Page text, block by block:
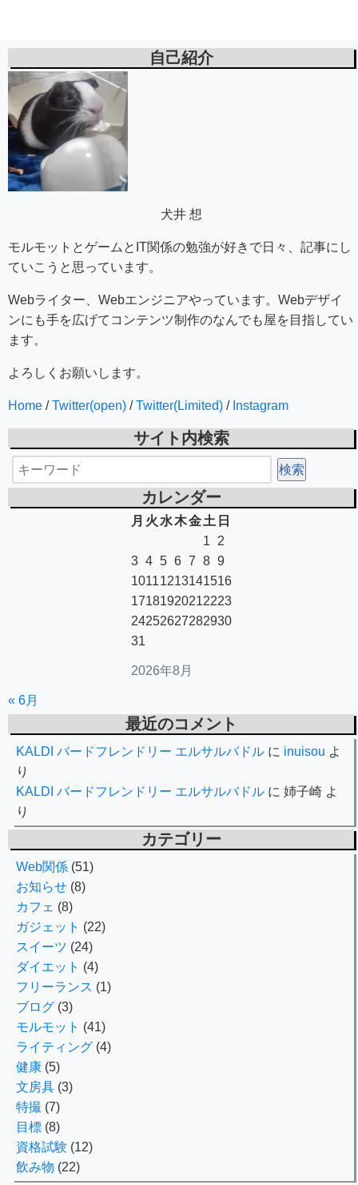
自己紹介
犬井 想
モルモットとゲームとIT関係の勉強が好きで日々、記事にし
ていこうと思っています。
Webライター、Webエンジニアやっています。Webデザイ
ンにも手を広げてコンテンツ制作のなんでも屋を目指してい
ます。
よろしくお願いします。
Home /Twitter(open) /Twitter(Limited) / Instagram
サイト内検索
カレンダー
2026年8月
月 火 水木金 土 日
1
2
3 4 5 6 7 8 9
10111213141516
17181920212223
24252627282930
31
« 6月
最近のコメント
KALDI バードフレンドリー エルサルバドル に inuisou よ
り
KALDI バードフレンドリー エルサルバドル に 姉子崎 よ
り
カテゴリー
Web関係 (51)
お知らせ (8)
カフェ (8)
ガジェット (22)
スイーツ (24)
ダイエット (4)
フリーランス (1)
ブログ (3)
モルモット (41)
ライティング (4)
健康 (5)
文房具 (3)
特撮 (7)
目標 (8)
資格試験 (12)
飲み物 (22)